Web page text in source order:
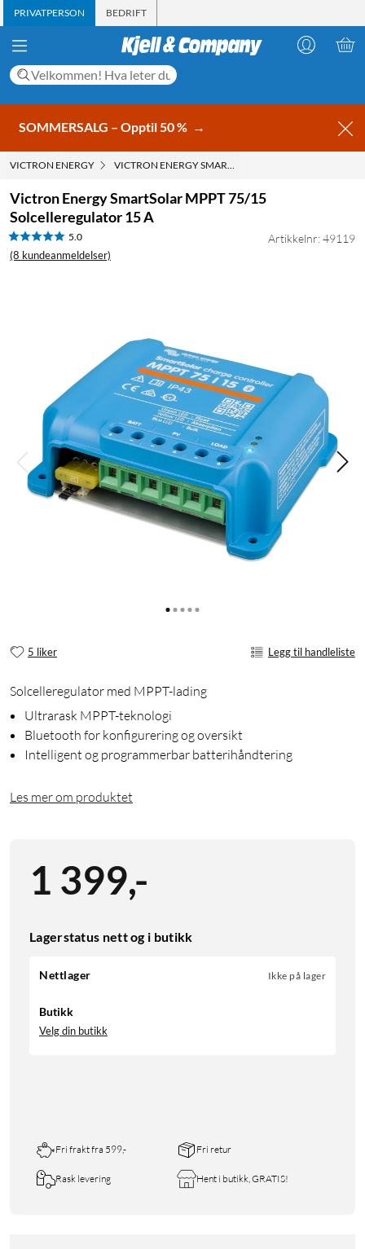
PRIVATPERSON BEDRIFT
SOMMERSALG – Opptil 50 % →
VICTRON ENERGY VICTRON ENERGY SMARTSOLAR MPPT 75/15
Victron Energy SmartSolar MPPT 75/15
Solcelleregulator 15 A
5.0
(8 kundeanmeldelser)
Artikkelnr: 49119
5 liker Legg til handleliste
Solcelleregulator med MPPT-lading
Ultrarask MPPT-teknologi
Bluetooth for konfigurering og oversikt
Intelligent og programmerbar batterihåndtering
Les mer om produktet
1 399,-
Lagerstatus nett og i butikk
Nettlager Ikke på lager
Butikk
Velg din butikk
Fri frakt fra 599,- Fri retur
Rask levering Hent i butikk, GRATIS!